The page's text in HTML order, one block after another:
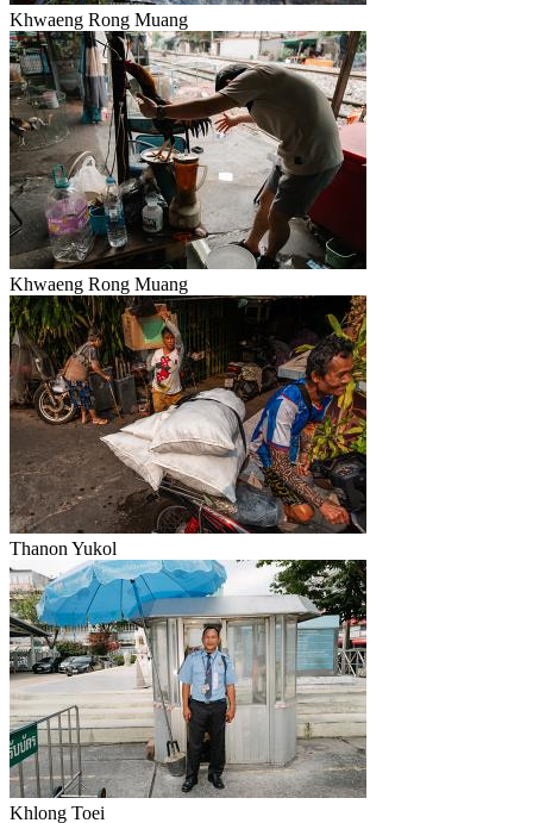
Khwaeng Rong Muang
Khwaeng Rong Muang
Thanon Yukol
Khlong Toei